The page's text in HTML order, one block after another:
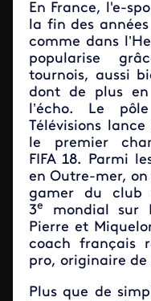
En France, l'e-
la fin des
comme dans
popularise
tournois, aussi
dont de plus
l’écho. Le
Télévisions
le premier
FIFA 18. Parmi
en Outre-mer,
gamer du club
3e
mondial sur
Pierre et
coach français
pro, originaire
Plus que de